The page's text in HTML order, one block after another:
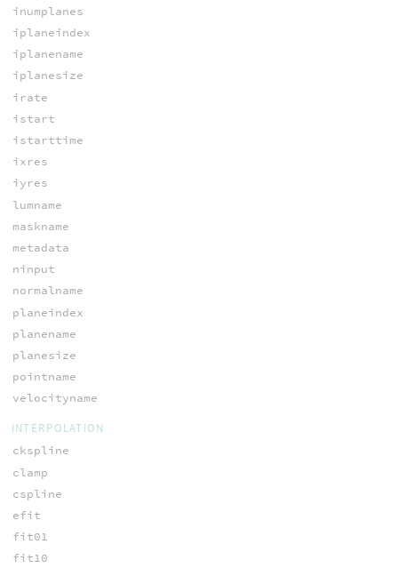
inumplanes
iplaneindex
iplanename
iplanesize
irate
istart
istarttime
ixres
iyres
lumname
maskname
metadata
ninput
normalname
planeindex
planename
planesize
pointname
velocityname
INTERPOLATION
ckspline
clamp
cspline
efit
fit01
fit10